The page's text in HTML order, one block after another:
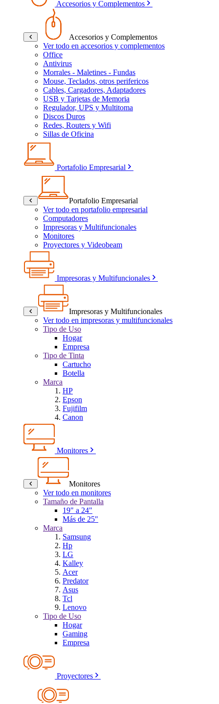
Accesorios y Complementos
Accesorios y Complementos
Ver todo en accesorios y complementos
Office
Antivirus
Morrales - Maletines - Fundas
Mouse, Teclados, otros perifericos
Cables, Cargadores, Adaptadores
USB y Tarjetas de Memoria
Regulador, UPS y Multitoma
Discos Duros
Redes, Routers y Wifi
Sillas de Oficina
Portafolio Empresarial
Portafolio Empresarial
Ver todo en portafolio empresarial
Computadores
Impresoras y Multifuncionales
Monitores
Proyectores y Videobeam
Impresoras y Multifuncionales
Impresoras y Multifuncionales
Ver todo en impresoras y multifuncionales
Tipo de Uso
Hogar
Empresa
Tipo de Tinta
Cartucho
Botella
Marca
HP
Epson
Fujifilm
Canon
Monitores
Monitores
Ver todo en monitores
Tamaño de Pantalla
19" a 24"
Más de 25"
Marca
Samsung
Hp
LG
Kalley
Acer
Predator
Asus
Tcl
Lenovo
Tipo de Uso
Hogar
Gaming
Empresa
Proyectores